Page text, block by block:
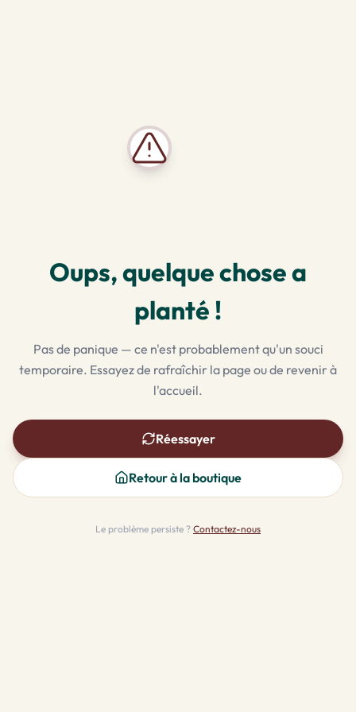
Oups, quelque chose a
planté !
Pas de panique — ce n'est probablement qu'un souci
temporaire. Essayez de rafraîchir la page ou de revenir à
l'accueil.
Réessayer
Retour à la boutique
Le problème persiste ? Contactez-nous